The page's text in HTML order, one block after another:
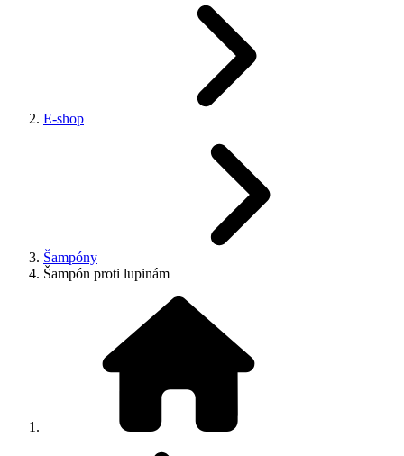
E-shop
Šampóny
Šampón proti lupinám